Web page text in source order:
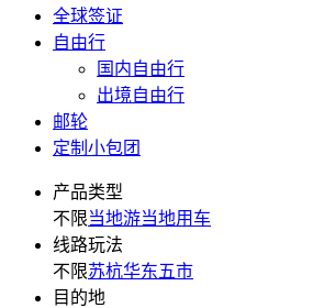
全球签证
自由行
国内自由行
出境自由行
邮轮
定制小包团
产品类型
不限当地游当地用车
线路玩法
不限苏杭华东五市
目的地